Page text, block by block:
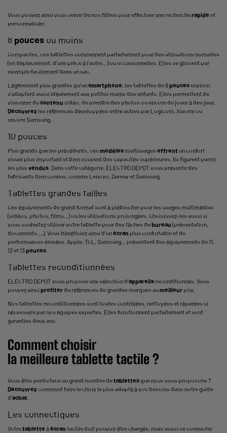
Vous pouvez ainsi vous servir de nos filtres pour effectuer une rechercherapide et
personnalisée.
8 pouces ou moins
Compactes, ces tablettes conviennent parfaitement pour des utilisations nomades
(en déplacement, d'une pièce à l'autre...) ou occasionnelles. Elles se glissent par
exemple facilement dans un sac.
Légèrement plus grandes qu'unsmartphone, les tablettes de 8poucesenviron
s'adaptent aussi idéalement aux petites mains des enfants. Elles permettent de
visionner ducontenu vidéo, de prendre des photos ou encore de jouer à des jeux.
Découvrez les références développées entre autres par Logicom, Xiaomi ou
encore Samsung.
10 pouces
Plus grands que les précédents, ces modèles multiusages offrent un confort
visuel plus important et bien souvent des capacités supérieures. Ils figurent parmi
les plus vendus. Dans cette catégorie, ELECTRO DEPOT vous présente des
fabricants bien connus, comme Lenovo, Danew et Samsung.
Tablettes grandes tailles
Ces équipements de grand format sont à plébisciter pour les usages multimédias
(vidéos, photos, films...) ou les utilisations prolongées. Choisissez-les aussi si
vous souhaitez utiliser votre tablette pour des tâches debureau (présentation,
documents....). Vous bénéficiez ainsi d'unécran plus confortable et de
performances élevées. Apple, TCL, Samsung... présentent des équipements de 11,
12 et 13pouces.
Tablettes reconditionnées
ELECTRO DEPOT vous propose une sélection d'appareils reconditionnés. Vous
pouvez ainsi profiterde références de grandes marques aumeilleur prix.
Nos tablettes reconditionnées sont toutes contrôlées, nettoyées et réparées si
nécessaire par nos équipes expertes. Elles fonctionnent parfaitement et sont
garanties deux ans.
Comment choisir
la meilleuretablettetactile ?
Vous êtes perdu face au grand nombre detablettes que nous vous proposons ?
Découvrez comment faire le choix le plus adapté à vos besoins dans notre guide
d’achat.
Les connectiques
Votretablette àécran tactile doit pouvoir être chargée, mais aussi se connecter